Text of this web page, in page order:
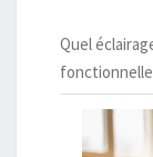
Quel
fonctionnelle